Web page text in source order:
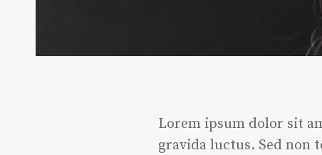
Lorem ipsum dolor sit
gravida luctus. Sed non